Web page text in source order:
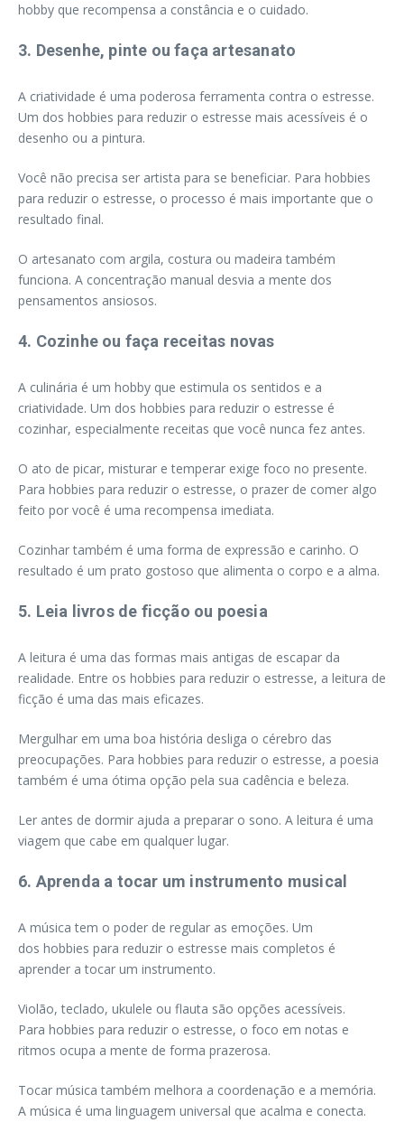
hobby que recompensa a constância e o cuidado.
3. Desenhe, pinte ou faça artesanato
A criatividade é uma poderosa ferramenta contra o estresse.
Um dos hobbies para reduzir o estresse mais acessíveis é o
desenho ou a pintura.
Você não precisa ser artista para se beneficiar. Para hobbies
para reduzir o estresse, o processo é mais importante que o
resultado final.
O artesanato com argila, costura ou madeira também
funciona. A concentração manual desvia a mente dos
pensamentos ansiosos.
4. Cozinhe ou faça receitas novas
A culinária é um hobby que estimula os sentidos e a
criatividade. Um dos hobbies para reduzir o estresse é
cozinhar, especialmente receitas que você nunca fez antes.
O ato de picar, misturar e temperar exige foco no presente.
Para hobbies para reduzir o estresse, o prazer de comer algo
feito por você é uma recompensa imediata.
Cozinhar também é uma forma de expressão e carinho. O
resultado é um prato gostoso que alimenta o corpo e a alma.
5. Leia livros de ficção ou poesia
A leitura é uma das formas mais antigas de escapar da
realidade. Entre os hobbies para reduzir o estresse, a leitura de
ficção é uma das mais eficazes.
Mergulhar em uma boa história desliga o cérebro das
preocupações. Para hobbies para reduzir o estresse, a poesia
também é uma ótima opção pela sua cadência e beleza.
Ler antes de dormir ajuda a preparar o sono. A leitura é uma
viagem que cabe em qualquer lugar.
6. Aprenda a tocar um instrumento musical
A música tem o poder de regular as emoções. Um
dos hobbies para reduzir o estresse mais completos é
aprender a tocar um instrumento.
Violão, teclado, ukulele ou flauta são opções acessíveis.
Para hobbies para reduzir o estresse, o foco em notas e
ritmos ocupa a mente de forma prazerosa.
Tocar música também melhora a coordenação e a memória.
A música é uma linguagem universal que acalma e conecta.